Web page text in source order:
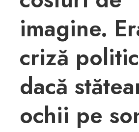
imagine.
criză
dacă
ochii pe